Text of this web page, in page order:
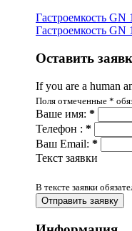
Гастроемкость GN
Гастроемкость GN
Оставить
If you are a human
Поля отмеченные *
Ваше имя: *
Телефон : *
Ваш Email: *
Текст заявки
В тексте заявки